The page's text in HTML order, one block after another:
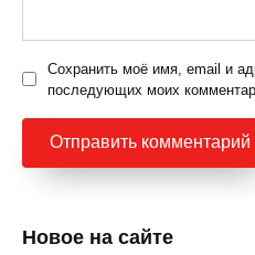
Сохранить моё имя, email и
последующих моих
Новое на сайте